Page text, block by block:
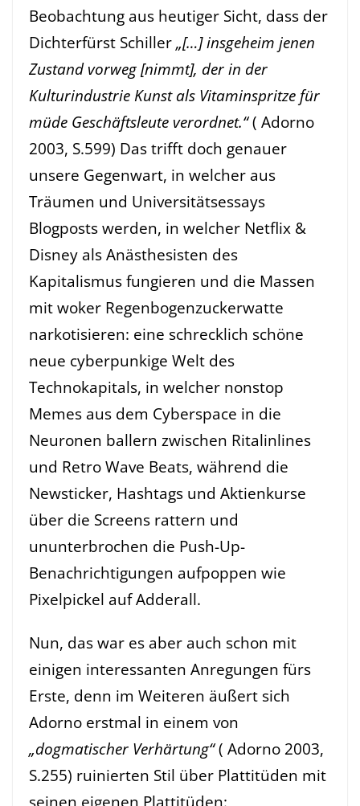
Beobachtung aus heutiger Sicht, dass der
Dichterfürst Schiller „[…] insgeheim jenen
Zustand vorweg [nimmt], der in der
Kulturindustrie Kunst als Vitaminspritze für
müde Geschäftsleute verordnet.“( Adorno
2003, S.599) Das trifft doch genauer
unsere Gegenwart, in welcher aus
Träumen und Universitätsessays
Blogposts werden, in welcher Netflix &
Disney als Anästhesisten des
Kapitalismus fungieren und die Massen
mit woker Regenbogenzuckerwatte
narkotisieren: eine schrecklich schöne
neue cyberpunkige Welt des
Technokapitals, in welcher nonstop
Memes aus dem Cyberspace in die
Neuronen ballern zwischen Ritalinlines
und Retro Wave Beats, während die
Newsticker, Hashtags und Aktienkurse
über die Screens rattern und
ununterbrochen die Push-Up-
Benachrichtigungen aufpoppen wie
Pixelpickel auf Adderall.
Nun, das war es aber auch schon mit
einigen interessanten Anregungen fürs
Erste, denn im Weiteren äußert sich
Adorno erstmal in einem von
„dogmatischer Verhärtung“( Adorno 2003,
S.255) ruinierten Stil über Plattitüden mit
seinen eigenen Plattitüden: